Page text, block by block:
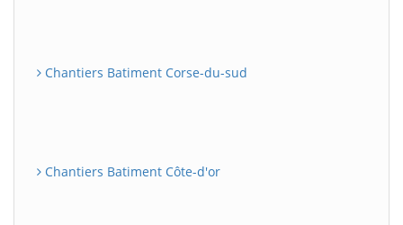
Chantiers Batiment Corse-du-sud
Chantiers Batiment Côte-d'or